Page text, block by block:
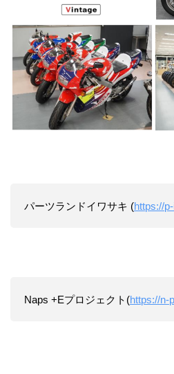
パーツランドイワサキ (https://
Naps +Eプロジェクト(https://n-
以